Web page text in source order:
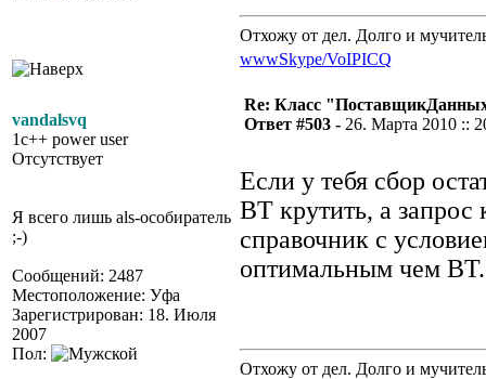
Отхожу от дел. Долго и
wwwSkype/VoIPICQ
vandalsvq
1c++ power user
Отсутствует
Я всего лишь als-особиратель
;-)
Сообщений: 2487
Местоположение: Уфа
Зарегистрирован: 18. Июля
2007
Пол:
Re: Класс
Ответ #503 - 26. Марта 2010 ::
Если у тебя сбор
ВТ крутить, а запрос
справочник с
оптимальным чем ВТ.
Отхожу от дел. Долго и